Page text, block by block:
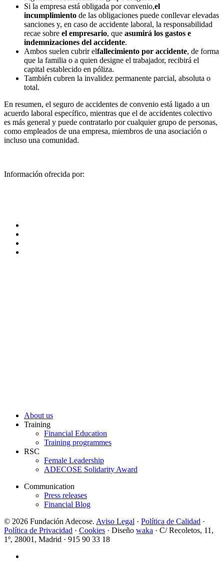
Si la empresa está obligada por convenio,el
incumplimiento de las obligaciones puede conllevar elevadas
sanciones y, en caso de accidente laboral, la responsabilidad
recae sobre el empresario, que asumirá los gastos e
indemnizaciones del accidente.
Ambos suelen cubrir elfallecimiento por accidente, de forma
que la familia o a quien designe el trabajador, recibirá el
capital establecido en póliza.
También cubren la invalidez permanente parcial, absoluta o
total.
En resumen, el seguro de accidentes de convenio está ligado a un
acuerdo laboral específico, mientras que el de accidentes colectivo
es más general y puede contratarlo por cualquier grupo de personas,
como empleados de una empresa, miembros de una asociación o
incluso una comunidad.
Información ofrecida por:
About us
Training
Financial Education
Training programmes
RSC
Female Leadership
ADECOSE Solidarity Award
Communication
Press releases
Financial Blog
© 2026 Fundación Adecose. Aviso Legal · Política de Calidad ·
Política de Privacidad · Cookies · Diseño waka · C/ Recoletos, 11,
1º, 28001, Madrid · 915 90 33 18